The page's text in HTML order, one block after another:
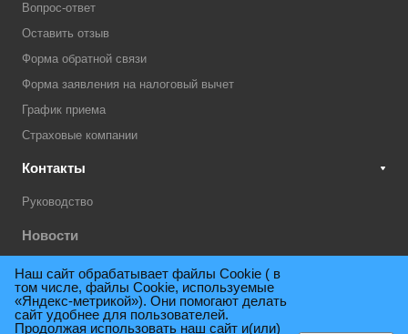
Вопрос-ответ
Оставить отзыв
Форма обратной связи
Форма заявления на налоговый вычет
График приема
Страховые компании
Контакты
Руководство
Новости
Техническая поддержка
Наш сайт обрабатывает файлы Cookie ( в
том числе, файлы Cookie, используемые
«Яндекс-метрикой»). Они помогают делать
сайт удобнее для пользователей.
Продолжая использовать наш сайт и(или)